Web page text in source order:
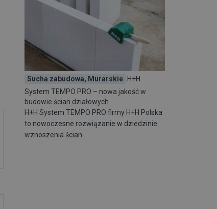
Sucha zabudowa, Murarskie
H+H
System TEMPO PRO – nowa jakość w
budowie ścian działowych
H+H System TEMPO PRO firmy H+H Polska
to nowoczesne rozwiązanie w dziedzinie
wznoszenia ścian…